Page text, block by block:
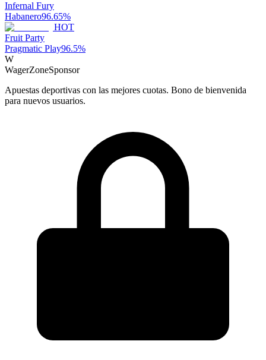
Infernal Fury
Habanero96.65%
HOT
Fruit Party
Pragmatic Play96.5%
W
WagerZoneSponsor
Apuestas deportivas con las mejores cuotas. Bono de bienvenida
para nuevos usuarios.